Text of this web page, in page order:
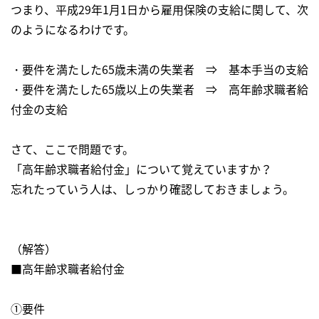
つまり、平成29年1月1日から雇用保険の支給に関して、次
のようになるわけです。
・要件を満たした65歳未満の失業者 ⇒ 基本手当の支給
・要件を満たした65歳以上の失業者 ⇒ 高年齢求職者給
付金の支給
さて、ここで問題です。
「高年齢求職者給付金」について覚えていますか？
忘れたっていう人は、しっかり確認しておきましょう。
（解答）
■高年齢求職者給付金
①要件